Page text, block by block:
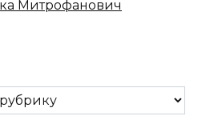
Митрофанович